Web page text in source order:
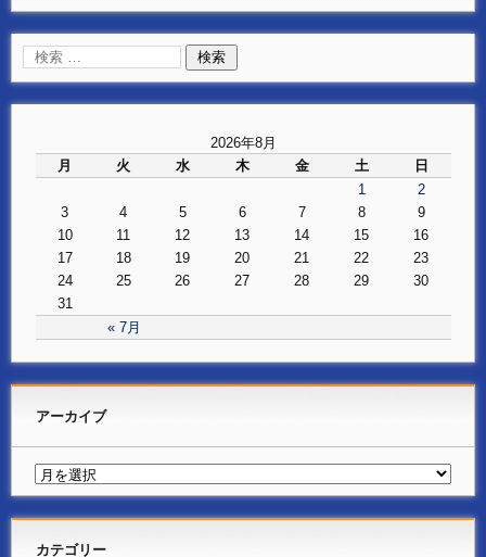
2026年8月
月
火 水 木 金 土 日
« 7月
1
2
3
4 5 6 7 8
9
10
11 12 13 14 15
16
17
18 19 20 21 22
23
24
25 26 27 28 29
30
31
アーカイブ
カテゴリー